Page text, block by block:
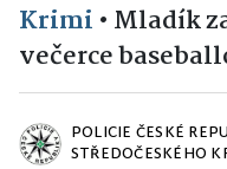
Krimi • Mladík
večerce
POLICIE ČESKÉ
STŘEDOČESKÉHO